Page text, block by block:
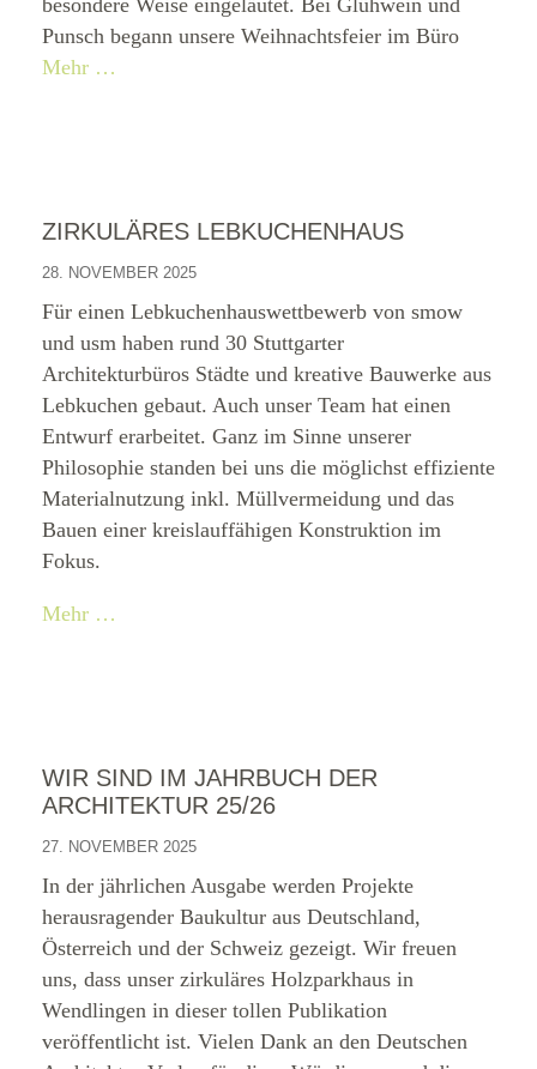
besondere Weise eingeläutet. Bei Glühwein und
Punsch begann unsere Weihnachtsfeier im Büro
Mehr …
ZIRKULÄRES LEBKUCHENHAUS
28. NOVEMBER 2025
Für einen Lebkuchenhauswettbewerb von smow
und usm haben rund 30 Stuttgarter
Architekturbüros Städte und kreative Bauwerke aus
Lebkuchen gebaut. Auch unser Team hat einen
Entwurf erarbeitet. Ganz im Sinne unserer
Philosophie standen bei uns die möglichst effiziente
Materialnutzung inkl. Müllvermeidung und das
Bauen einer kreislauffähigen Konstruktion im
Fokus.
Mehr …
WIR SIND IM JAHRBUCH DER
ARCHITEKTUR 25/26
27. NOVEMBER 2025
In der jährlichen Ausgabe werden Projekte
herausragender Baukultur aus Deutschland,
Österreich und der Schweiz gezeigt. Wir freuen
uns, dass unser zirkuläres Holzparkhaus in
Wendlingen in dieser tollen Publikation
veröffentlicht ist. Vielen Dank an den Deutschen